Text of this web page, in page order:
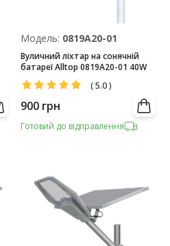
Модель: 0819А20-01
Вуличний ліхтар на сонячній
батареї Alltop 0819А20-01 40W
(5.0)
900 грн
Готовий до відправлення